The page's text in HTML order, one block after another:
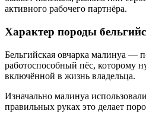
активного рабочего партнёра.
Характер породы
Бельгийская овчарка малинуа —
работоспособный пёс, которому
включённой в жизнь владельца.
Изначально малинуа
правильных руках это делает